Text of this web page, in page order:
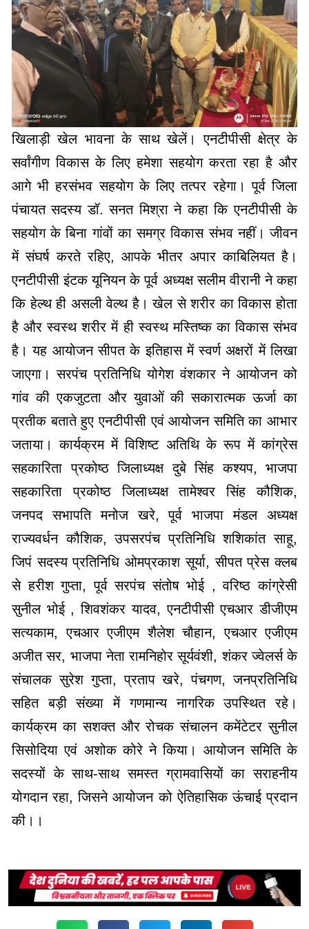
खिलाड़ी खेल भावना के साथ खेलें। एनटीपीसी क्षेत्र के
सर्वांगीण विकास के लिए हमेशा सहयोग करता रहा है और
आगे भी हरसंभव सहयोग के लिए तत्पर रहेगा। पूर्व जिला
पंचायत सदस्य डॉ. सनत मिश्रा ने कहा कि एनटीपीसी के
सहयोग के बिना गांवों का समग्र विकास संभव नहीं। जीवन
में संघर्ष करते रहिए, आपके भीतर अपार काबिलियत है।
एनटीपीसी इंटक यूनियन के पूर्व अध्यक्ष सलीम वीरानी ने कहा
कि हेल्थ ही असली वेल्थ है। खेल से शरीर का विकास होता
है और स्वस्थ शरीर में ही स्वस्थ मस्तिष्क का विकास संभव
है। यह आयोजन सीपत के इतिहास में स्वर्ण अक्षरों में लिखा
जाएगा। सरपंच प्रतिनिधि योगेश वंशकार ने आयोजन को
गांव की एकजुटता और युवाओं की सकारात्मक ऊर्जा का
प्रतीक बताते हुए एनटीपीसी एवं आयोजन समिति का आभार
जताया। कार्यक्रम में विशिष्ट अतिथि के रूप में कांग्रेस
सहकारिता प्रकोष्ठ जिलाध्यक्ष दुबे सिंह कश्यप, भाजपा
सहकारिता प्रकोष्ठ जिलाध्यक्ष तामेश्वर सिंह कौशिक,
जनपद सभापति मनोज खरे, पूर्व भाजपा मंडल अध्यक्ष
राज्यवर्धन कौशिक, उपसरपंच प्रतिनिधि शशिकांत साहू,
जिपं सदस्य प्रतिनिधि ओमप्रकाश सूर्या, सीपत प्रेस क्लब
से हरीश गुप्ता, पूर्व सरपंच संतोष भोई , वरिष्ठ कांग्रेसी
सुनील भोई , शिवशंकर यादव, एनटीपीसी एचआर डीजीएम
सत्यकाम, एचआर एजीएम शैलेश चौहान, एचआर एजीएम
अजीत सर, भाजपा नेता रामनिहोर सूर्यवंशी, शंकर ज्वेलर्स के
संचालक सुरेश गुप्ता, प्रताप खरे, पंचगण, जनप्रतिनिधि
सहित बड़ी संख्या में गणमान्य नागरिक उपस्थित रहे।
कार्यक्रम का सशक्त और रोचक संचालन कमेंटेटर सुनील
सिसोदिया एवं अशोक कोरे ने किया। आयोजन समिति के
सदस्यों के साथ-साथ समस्त ग्रामवासियों का सराहनीय
योगदान रहा, जिसने आयोजन को ऐतिहासिक ऊंचाई प्रदान
की।।